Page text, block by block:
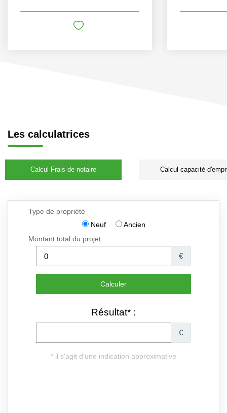
Les calculatrices
Calcul Frais de notaire Calcul capacité